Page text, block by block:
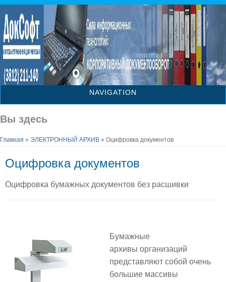
NAVIGATION
Вы здесь
Главная » ЭЛЕКТРОННЫЙ АРХИВ » Оцифровка документов
Оцифровка документов
Оцифровка бумажных документов без расшивки
Бумажные
архивы организаций
представляют собой очень
большие массивы